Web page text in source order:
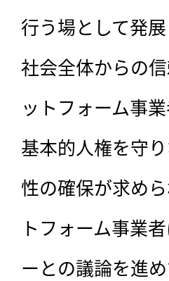
行う場として発
社会全体からの
ットフォーム事
基本的人権を守
性の確保が求め
トフォーム事業
ーとの議論を進